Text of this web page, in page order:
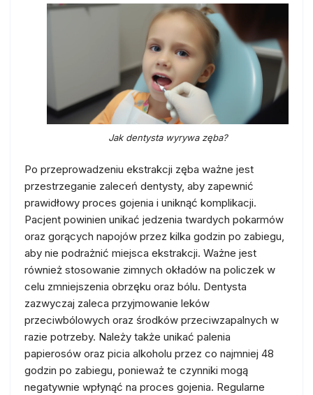
Jak dentysta wyrywa zęba?
Po przeprowadzeniu ekstrakcji zęba ważne jest
przestrzeganie zaleceń dentysty, aby zapewnić
prawidłowy proces gojenia i uniknąć komplikacji.
Pacjent powinien unikać jedzenia twardych pokarmów
oraz gorących napojów przez kilka godzin po zabiegu,
aby nie podrażnić miejsca ekstrakcji. Ważne jest
również stosowanie zimnych okładów na policzek w
celu zmniejszenia obrzęku oraz bólu. Dentysta
zazwyczaj zaleca przyjmowanie leków
przeciwbólowych oraz środków przeciwzapalnych w
razie potrzeby. Należy także unikać palenia
papierosów oraz picia alkoholu przez co najmniej 48
godzin po zabiegu, ponieważ te czynniki mogą
negatywnie wpłynąć na proces gojenia. Regularne